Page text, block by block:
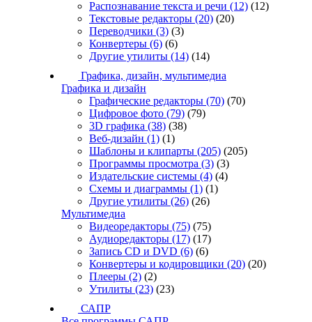
Распознавание текста и речи (12) (12)
Текстовые редакторы (20) (20)
Переводчики (3) (3)
Конвертеры (6) (6)
Другие утилиты (14) (14)
Графика, дизайн, мультимедиа
Графика и дизайн
Графические редакторы (70) (70)
Цифровое фото (79) (79)
3D графика (38) (38)
Веб-дизайн (1) (1)
Шаблоны и клипарты (205) (205)
Программы просмотра (3) (3)
Издательские системы (4) (4)
Схемы и диаграммы (1) (1)
Другие утилиты (26) (26)
Мультимедиа
Видеоредакторы (75) (75)
Аудиоредакторы (17) (17)
Запись CD и DVD (6) (6)
Конвертеры и кодировщики (20) (20)
Плееры (2) (2)
Утилиты (23) (23)
САПР